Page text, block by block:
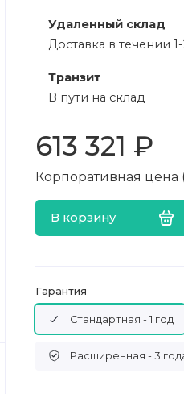
Удаленный склад
Доставка в течении
Транзит
В пути на склад
613 321 ₽
Корпоративная цена
В корзину
Гарантия
Стандартная - 1 год
Расширенная - 3